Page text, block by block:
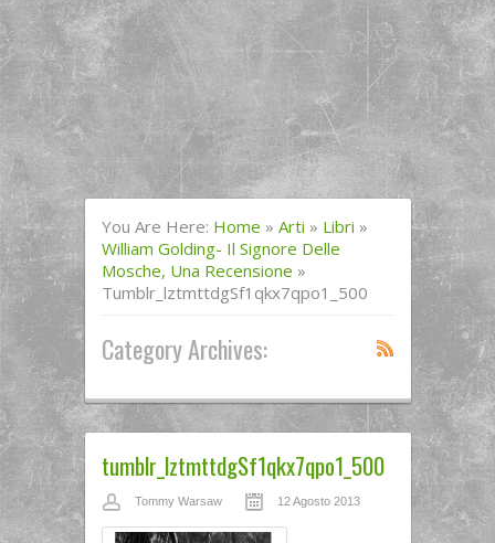
You Are Here: Home » Arti » Libri »
William Golding- Il Signore Delle
Mosche, Una Recensione »
Tumblr_lztmttdgSf1qkx7qpo1_500
Category Archives:
tumblr_lztmttdgSf1qkx7qpo1_500
Tommy Warsaw 12 Agosto 2013